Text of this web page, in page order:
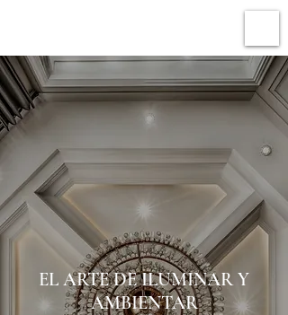
EL ARTE DE ILUMINAR Y
AMBIENTAR